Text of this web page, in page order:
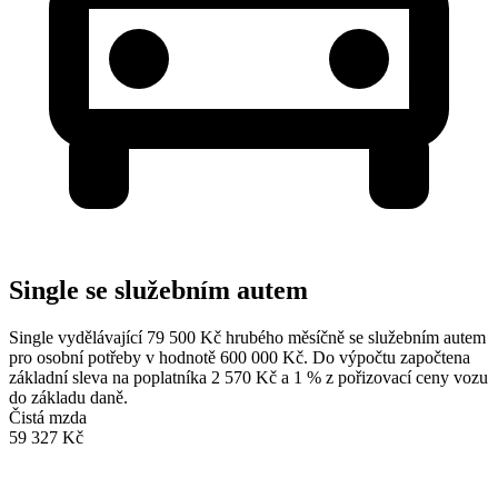
Single se služebním autem
Single vydělávající 79 500 Kč hrubého měsíčně se služebním autem
pro osobní potřeby v hodnotě 600 000 Kč. Do výpočtu započtena
základní sleva na poplatníka 2 570 Kč a 1 % z pořizovací ceny vozu
do základu daně.
Čistá mzda
59 327 Kč